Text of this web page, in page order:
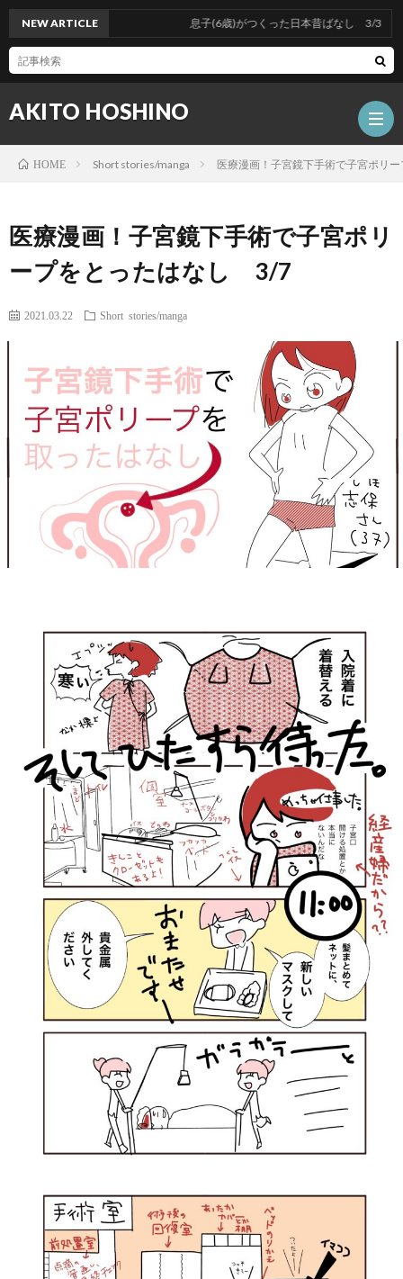
AKITO HOSHINO
NEW ARTICLE 息子(6歳)がつくった日本昔ばなし 3/3
HOME Short stories/manga 医療漫画！子宮鏡下手術で子宮ポリ
医療漫画！子宮鏡下手術で子宮ポリ
ープをとったはなし 3/7
2021.03.22 Short stories/manga